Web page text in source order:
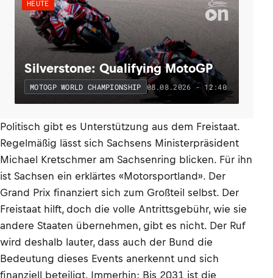
HEUTE
Silverstone: Qualifying MotoGP
MOTOGP WORLD CHAMPIONSHIP 08.08.2026 - 12:40
Politisch gibt es Unterstützung aus dem Freistaat.
Regelmäßig lässt sich Sachsens Ministerpräsident
Michael Kretschmer am Sachsenring blicken. Für ihn
ist Sachsen ein erklärtes «Motorsportland». Der
Grand Prix finanziert sich zum Großteil selbst. Der
Freistaat hilft, doch die volle Antrittsgebühr, wie sie
andere Staaten übernehmen, gibt es nicht. Der Ruf
wird deshalb lauter, dass auch der Bund die
Bedeutung dieses Events anerkennt und sich
finanziell beteiligt. Immerhin: Bis 2031 ist die